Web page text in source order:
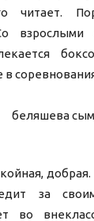
читает.
взрослыми
в
добрая.
за
во